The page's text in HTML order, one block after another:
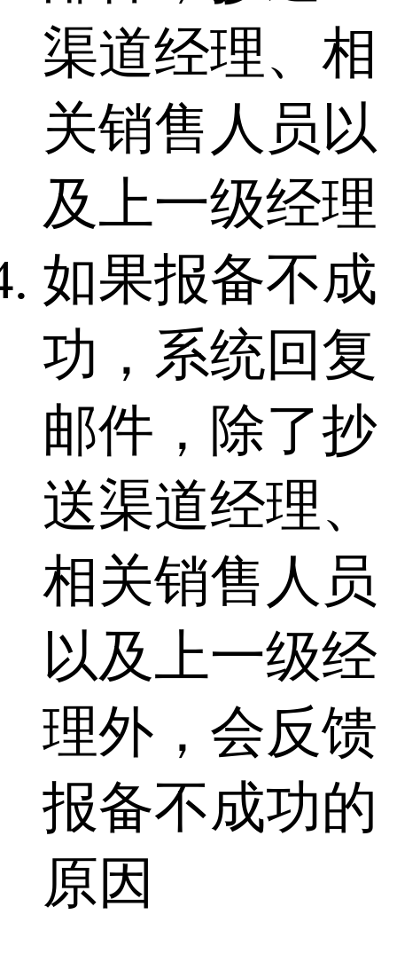
渠道经理、相
关销售人员以
及上一级经理
如果报备不成
功，系统回复
邮件，除了抄
送渠道经理、
相关销售人员
以及上一级经
理外，会反馈
报备不成功的
原因